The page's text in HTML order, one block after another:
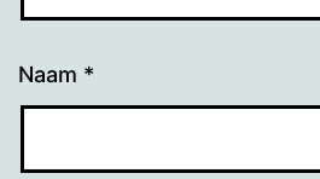
Naam *